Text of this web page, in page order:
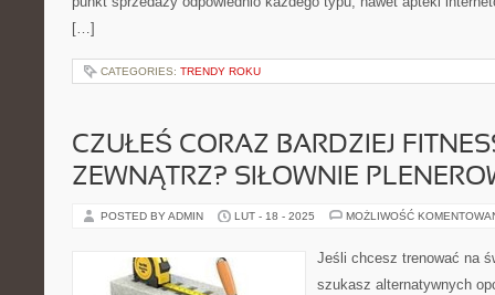
[…]
CATEGORIES: TRENDY ROKU
CZUŁEŚ CORAZ BARDZIEJ
ZEWNĄTRZ? SIŁOWNIE
POSTED BY ADMIN LUT - 18 - 2025 MOŻLIWOŚĆ
Jeśli chcesz trenować na
szukasz alternatywnych